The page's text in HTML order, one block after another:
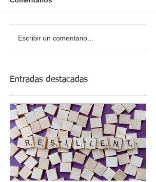
Escribir un comentario...
Entradas destacadas